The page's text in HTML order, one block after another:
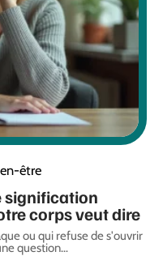
être
signification
corps veut dire
ou qui refuse de s'ouvrir
question…